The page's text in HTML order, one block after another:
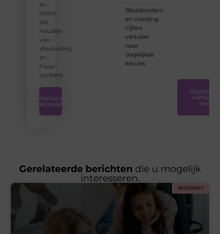
en
lezers
die
houden
van
afwisseling
en
frisse
content.
Redactie van
Onderzoeksite
Bloedonderzoek
en voeding:
cijfers
vertalen
naar
dagelijkse
keuzes
Registreer
vandaag
nog
Gerelateerde berichten die u mogelijk
interesseren.
INTERNET